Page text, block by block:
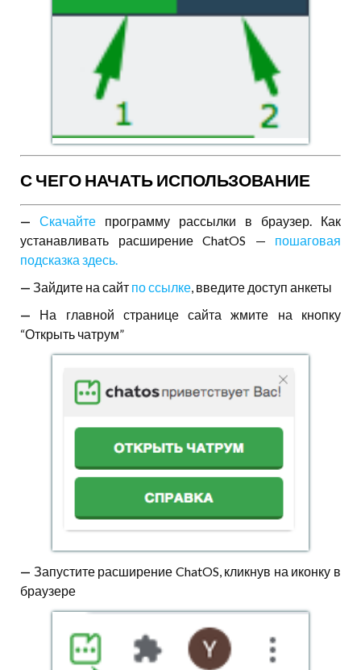
С ЧЕГО НАЧАТЬ ИСПОЛЬЗОВАНИЕ
— Скачайте программу рассылки в браузер. Как
устанавливать расширение ChatOS — пошаговая
подсказка здесь.
— Зайдите на сайт по ссылке, введите доступ анкеты
— На главной странице сайта жмите на кнопку
“Открыть чатрум”
— Запустите расширение ChatOS, кликнув на иконку в
браузере